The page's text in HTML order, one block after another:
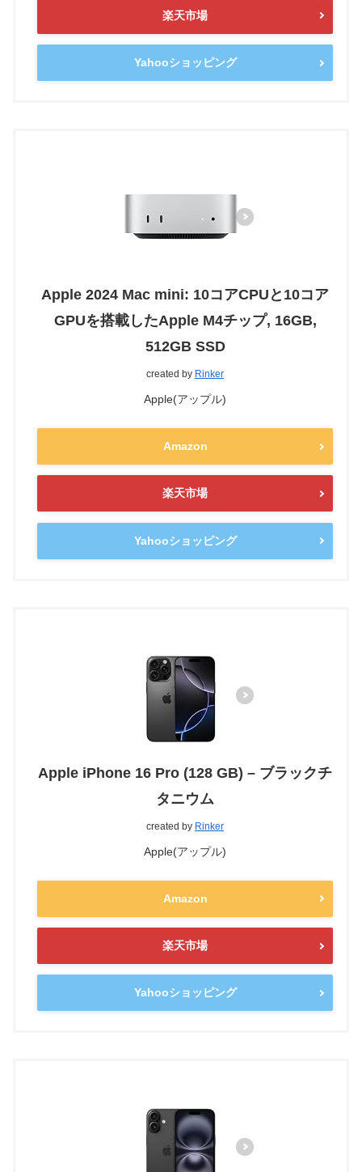
楽天市場
Yahooショッピング
Apple 2024 Mac mini: 10コアCPUと10コア
GPUを搭載したApple M4チップ, 16GB,
512GB SSD
created by Rinker
Apple(アップル)
Amazon
楽天市場
Yahooショッピング
Apple iPhone 16 Pro (128 GB) – ブラックチ
タニウム
created by Rinker
Apple(アップル)
Amazon
楽天市場
Yahooショッピング